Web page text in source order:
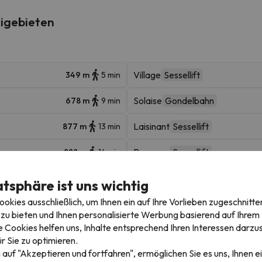
349 m 5 min Village Sessellift
678 m 9 min Solaise Gondelbahn
877 m 13 min Laisinant Sessellift
888 m 14 min Rogoney Sessellift
2.4 km 6 min
Bat A - Appartement 2 pièces 4
ist uns wichtig
ausschließlich, um Ihnen ein auf Ihre Vorlieben
bieten und Ihnen personalisierte Werbung basierend auf Ihrem
Cookies helfen uns, Inhalte entsprechend Ihren Interessen
Sie zu optimieren.
auf "Akzeptieren und fortfahren", ermöglichen Sie es uns, Ihnen